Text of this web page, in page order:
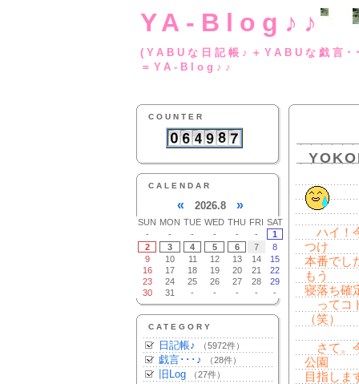
YA-Blog♪♪
(YABUな日記帳♪
＝YA-Blog♪♪
COUNTER
CALENDAR
« 2026.8 »
SUN MON TUE WED THU FRI SAT
-
- - - - -
1
2
3 4 5 6 7
8
9
10 11 12 13 14
15
16
17 18 19 20 21
22
23
24 25 26 27 28
29
30
31 - - - - -
CATEGORY
日記帳♪ （5972件）
戯言･･･♪ （28件）
旧Log （27件）
ハイ！
つけ
本番でし
もう
寝落ち確
ってコ
（笑）
さて。
公園
目指しま